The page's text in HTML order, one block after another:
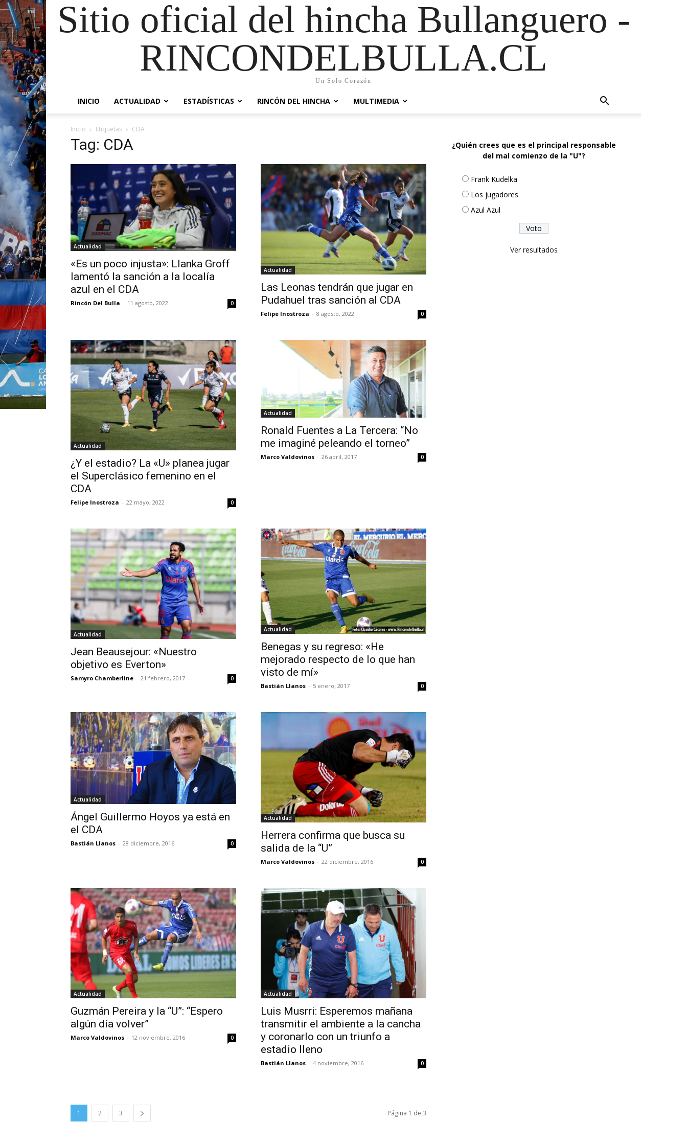
Sitio oficial del hincha Bullanguero -
RINCONDELBULLA.CL
Un Solo Corazón
INICIO ACTUALIDAD ESTADÍSTICAS RINCÓN DEL HINCHA MULTIMEDIA
Inicio Etiquetas CDA
Tag: CDA
Actualidad
«Es un poco injusta»: Llanka Groff
lamentó la sanción a la localía
azul en el CDA
Rincón Del Bulla - 11 agosto, 2022 0
Actualidad
Las Leonas tendrán que jugar en
Pudahuel tras sanción al CDA
Felipe Inostroza - 8 agosto, 2022 0
Actualidad
¿Y el estadio? La «U» planea jugar
el Superclásico femenino en el
CDA
Felipe Inostroza - 22 mayo, 2022 0
Actualidad
Ronald Fuentes a La Tercera: “No
me imaginé peleando el torneo”
Marco Valdovinos - 26 abril, 2017 0
Actualidad
Jean Beausejour: «Nuestro
objetivo es Everton»
Samyro Chamberline - 21 febrero, 2017 0
Actualidad
Benegas y su regreso: «He
mejorado respecto de lo que han
visto de mí»
Bastián Llanos - 5 enero, 2017 0
Actualidad
Ángel Guillermo Hoyos ya está en
el CDA
Bastián Llanos - 28 diciembre, 2016 0
Actualidad
Herrera confirma que busca su
salida de la “U”
Marco Valdovinos - 22 diciembre, 2016 0
Actualidad
Guzmán Pereira y la “U”: “Espero
algún día volver”
Marco Valdovinos - 12 noviembre, 2016 0
Actualidad
Luis Musrri: Esperemos mañana
transmitir el ambiente a la cancha
y coronarlo con un triunfo a
estadio lleno
Bastián Llanos - 4 noviembre, 2016 0
1 2 3 Página 1 de 3
¿Quién crees que es el principal responsable
del mal comienzo de la "U"?
Frank Kudelka
Los jugadores
Azul Azul
Ver resultados